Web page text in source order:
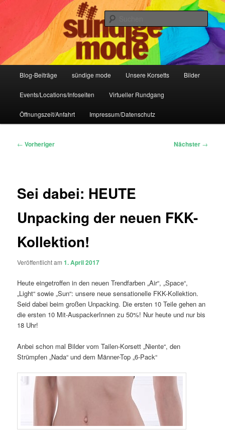
Sündige Mode Frankfurt
IHR Laden für Korsetts, Lifestyle-Mode, Club- und Dark-Wear seit 2004
Blog-Beiträge sündige mode Unsere Korsetts Bilder
Events/Locations/Infoseiten Virtueller Rundgang
Öffnungszeit/Anfahrt Impressum/Datenschutz
Beitragsnavigation
← Vorheriger Nächster →
Sei dabei: HEUTE
Unpacking der neuen FKK-
Kollektion!
Veröffentlicht am1. April 2017
Heute eingetroffen in den neuen Trendfarben „Air“, „Space“,
„Light“ sowie „Sun“: unsere neue sensationelle FKK-Kollektion.
Seid dabei beim großen Unpacking. Die ersten 10 Teile gehen an
die ersten 10 Mit-AuspackerInnen zu 50%! Nur heute und nur bis
18 Uhr!
Anbei schon mal Bilder vom Tailen-Korsett „Niente“, den
Strümpfen „Nada“ und dem Männer-Top „6-Pack“